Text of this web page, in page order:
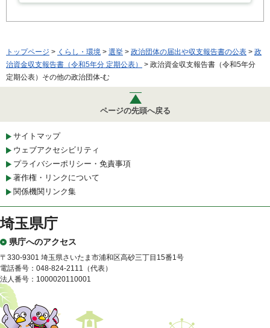
トップページ > くらし・環境 > 選挙 > 政治団体の届出や収支報告書の公表 > 政
治資金収支報告書（令和5年分 定期公表）
> 政治資金収支報告書（令和5年分
定期公表）その他の政治団体-む
ページの先頭へ戻る
サイトマップ
ウェブアクセシビリティ
プライバシーポリシー・免責事項
著作権・リンクについて
関係機関リンク集
埼玉県庁
県庁へのアクセス
〒330-9301 埼玉県さいたま市浦和区高砂三丁目15番1号
電話番号：048-824-2111（代表）
法人番号：1000020110001